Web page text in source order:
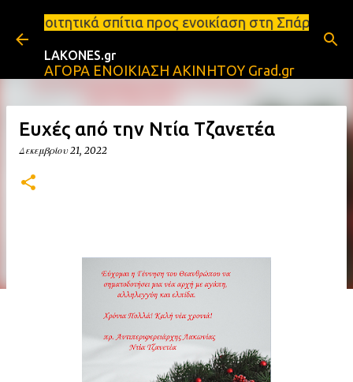
Μετάβαση στο κύριο περιεχόμενο
προς ενοικίαση στη Σπάρτη Ενοικιάσεις
LAKONES.gr
ΑΓΟΡΑ ΕΝΟΙΚΙΑΣΗ ΑΚΙΝΗΤΟΥ Grad.gr
Ευχές από την Ντία Τζανετέα
Δεκεμβρίου 21, 2022